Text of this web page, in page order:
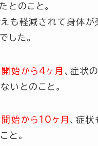
とのこと。
も軽減されて身体が
した。
始から4ヶ月 、症状
いとのこと。
始から10ヶ月 、症
と。